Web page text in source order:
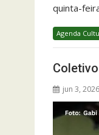
quinta-
Agenda
jun 3, 2026